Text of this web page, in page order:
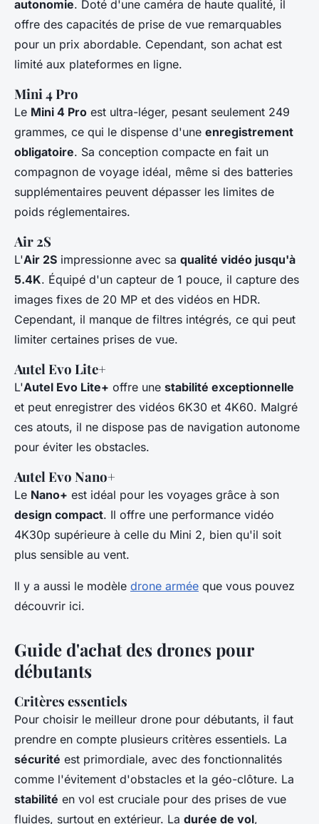
autonomie. Doté d'une caméra de haute qualité, il
offre des capacités de prise de vue remarquables
pour un prix abordable. Cependant, son achat est
limité aux plateformes en ligne.
Mini 4 Pro
Le Mini 4 Pro est ultra-léger, pesant seulement 249
grammes, ce qui le dispense d'une enregistrement
obligatoire. Sa conception compacte en fait un
compagnon de voyage idéal, même si des batteries
supplémentaires peuvent dépasser les limites de
poids réglementaires.
Air 2S
L'Air 2S impressionne avec sa qualité vidéo jusqu'à
5.4K. Équipé d'un capteur de 1 pouce, il capture des
images fixes de 20 MP et des vidéos en HDR.
Cependant, il manque de filtres intégrés, ce qui peut
limiter certaines prises de vue.
Autel Evo Lite+
L'Autel Evo Lite+ offre une stabilité exceptionnelle
et peut enregistrer des vidéos 6K30 et 4K60. Malgré
ces atouts, il ne dispose pas de navigation autonome
pour éviter les obstacles.
Autel Evo Nano+
Le Nano+ est idéal pour les voyages grâce à son
design compact. Il offre une performance vidéo
4K30p supérieure à celle du Mini 2, bien qu'il soit
plus sensible au vent.
Il y a aussi le modèle drone armée que vous pouvez
découvrir ici.
Guide d'achat des drones pour
débutants
Critères essentiels
Pour choisir le meilleur drone pour débutants, il faut
prendre en compte plusieurs critères essentiels. La
sécurité est primordiale, avec des fonctionnalités
comme l'évitement d'obstacles et la géo-clôture. La
stabilité en vol est cruciale pour des prises de vue
fluides, surtout en extérieur. La durée de vol,